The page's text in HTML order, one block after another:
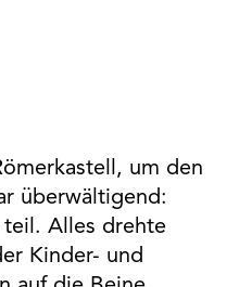
um den
überwältigend:
teil. Alles drehte
Kinder- und